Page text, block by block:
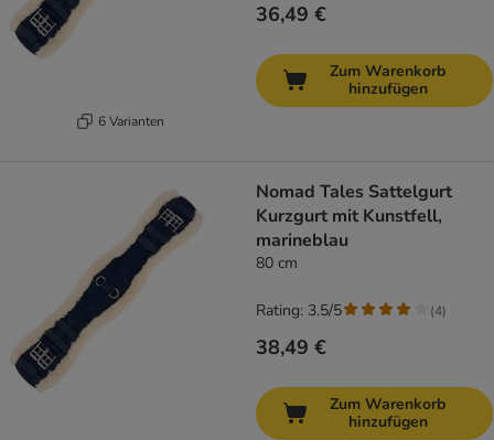
6 Varianten
36,49 €
Zum Warenkorb
hinzufügen
Nomad Tales Sattelgurt
Kurzgurt mit Kunstfell,
marineblau
80 cm
38,49 €
Rating: 3.5/5 (4)
Zum Warenkorb
hinzufügen